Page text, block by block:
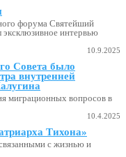
форума Святейший
интервью
10.9.2025
Совета было
внутренней
миграционных вопросов в
10.4.2025
Тихона»
с жизнью и